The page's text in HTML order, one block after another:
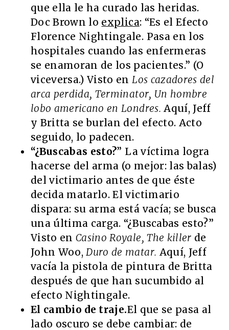
que ella le ha curado las heridas.
Doc Brown lo explica: “Es el Efecto
Florence Nightingale. Pasa en los
hospitales cuando las enfermeras
se enamoran de los pacientes.” (O
viceversa.) Visto enLos cazadores del
arca perdida, Terminator, Un hombre
lobo americano en Londres.Aquí, Jeff
y Britta se burlan del efecto. Acto
seguido, lo padecen.
“¿Buscabas esto?” La víctima logra
hacerse del arma (o mejor: las balas)
del victimario antes de que éste
decida matarlo. El victimario
dispara: su arma está vacía; se busca
una última carga. “¿Buscabas esto?”
Visto enCasino Royale, The killer de
John Woo,Duro de matar. Aquí, Jeff
vacía la pistola de pintura de Britta
después de que han sucumbido al
efecto Nightingale.
El cambio de traje.El que se pasa al
lado oscuro se debe cambiar: de